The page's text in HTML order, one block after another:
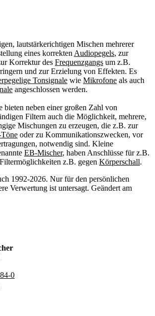
lautstärkerichtigen Mischen mehrerer
eines korrekten Audiopegels, zur
Korrektur des Frequenzgangs um z.B.
und zur Erzielung von Effekten. Es
Tonsignale wie Mikrofone als auch
angeschlossen werden.
bieten neben einer großen Zahl von
Filtern auch die Möglichkeit, mehrere,
Mischungen zu erzeugen, die z.B. zur
oder zu Kommunikationszwecken, vor
notwendig sind. Kleine
EB-Mischer, haben Anschlüsse für z.B.
z.B. gegen Körperschall.
1992-2026. Nur für den persönlichen
Verwertung ist untersagt. Geändert am
0